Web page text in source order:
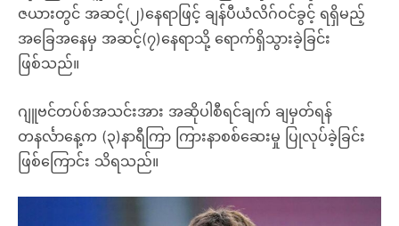
ဇယားတွင် အဆင့်(၂)နေရာဖြင့် ချန်ပီယံလိဂ်ဝင်ခွင့် ရရှိမည့်
အခြေအနေမှ အဆင့်(၇)နေရာသို့ ရောက်ရှိသွားခဲ့ခြင်း
ဖြစ်သည်။
ဂျူဗင်တပ်စ်အသင်းအား အဆိုပါစီရင်ချက် ချမှတ်ရန်
တနင်္လာနေ့က (၃)နာရီကြာ ကြားနာစစ်ဆေးမှု ပြုလုပ်ခဲ့ခြင်း
ဖြစ်ကြောင်း သိရသည်။